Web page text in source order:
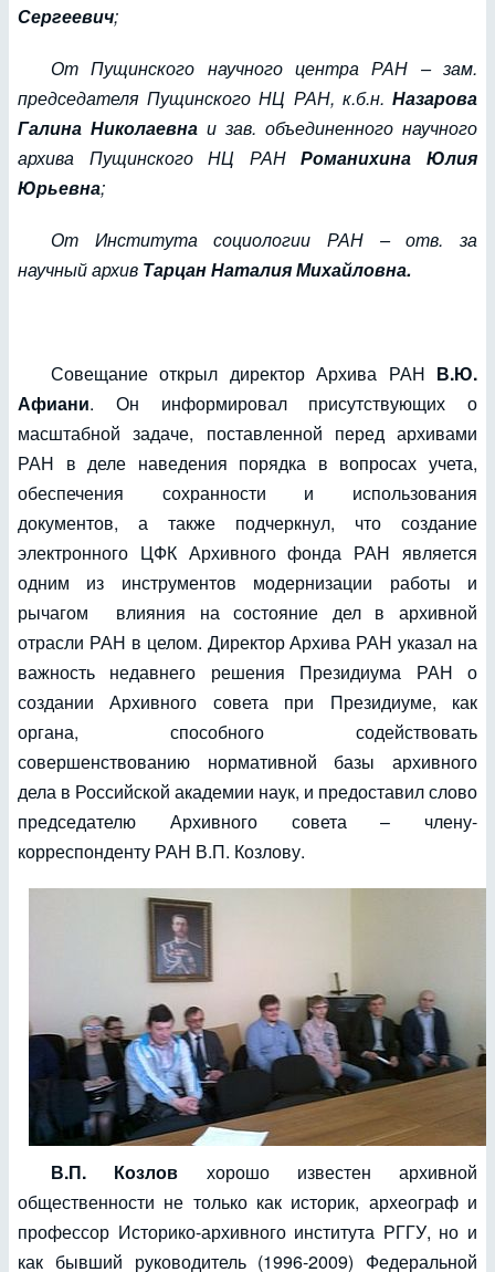
Сергеевич;
От Пущинского научного центра РАН – зам.
председателя Пущинского НЦ РАН, к.б.н. Назарова
Галина Николаевна и зав. объединенного научного
архива Пущинского НЦ РАНРоманихина Юлия
Юрьевна;
От Института социологии РАН – отв. за
научный архив Тарцан Наталия Михайловна.
Совещание открыл директор Архива РАН В.Ю.
Афиани. Он информировал присутствующих о
масштабной задаче, поставленной перед архивами
РАН в деле наведения порядка в вопросах учета,
обеспечения сохранности и использования
документов, а также подчеркнул, что создание
электронного ЦФК Архивного фонда РАН является
одним из инструментов модернизации работы и
рычагом влияния на состояние дел в архивной
отрасли РАН в целом. Директор Архива РАН указал на
важность недавнего решения Президиума РАН о
создании Архивного совета при Президиуме, как
органа, способного содействовать
совершенствованию нормативной базы архивного
дела в Российской академии наук, и предоставил слово
председателю Архивного совета – члену-
корреспонденту РАН В.П. Козлову.
В.П. Козлов хорошо известен архивной
общественности не только как историк, археограф и
профессор Историко-архивного института РГГУ, но и
как бывший руководитель (1996-2009) Федеральной